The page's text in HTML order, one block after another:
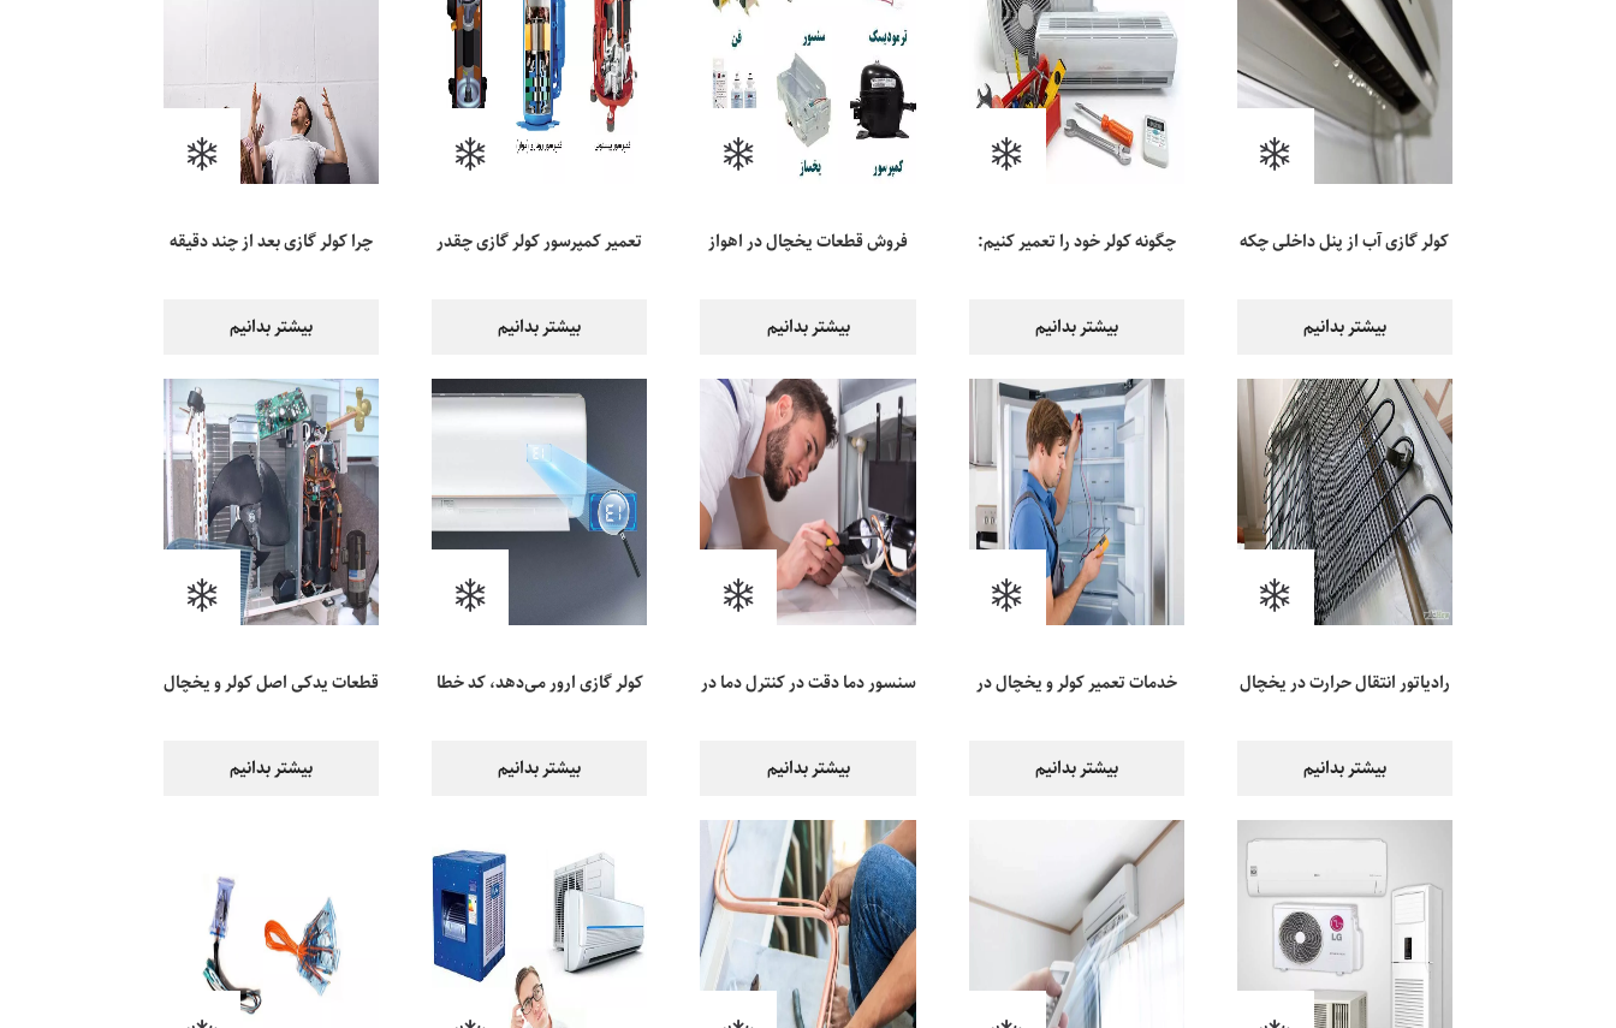
کولر گازی آب از پنل داخلی چکه
می‌کند، چرا؟
بیشتر بدانیم
چگونه کولر خود را تعمیر کنیم:
نکات و ترفندها
بیشتر بدانیم
فروش قطعات یخچال در اهواز
بیشتر بدانیم
تعمیر کمپرسور کولر گازی چقدر
هزینه دارد؟
بیشتر بدانیم
چرا کولر گازی بعد از چند دقیقه
خاموش می‌شود؟
بیشتر بدانیم
رادیاتور انتقال حرارت در یخچال
بیشتر بدانیم
خدمات تعمیر کولر و یخچال در
اهواز
بیشتر بدانیم
سنسور دما دقت در کنترل دما در
یخچال
بیشتر بدانیم
کولر گازی ارور می‌دهد، کد خطا
یعنی چه؟
بیشتر بدانیم
قطعات یدکی اصل کولر و یخچال
در اهواز
بیشتر بدانیم